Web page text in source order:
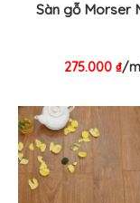
Sàn gỗ Morser
275.000 ₫/